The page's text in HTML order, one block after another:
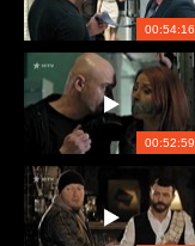
00:54:16
00:52:59